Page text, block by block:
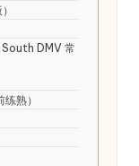
DMV 常
熟）